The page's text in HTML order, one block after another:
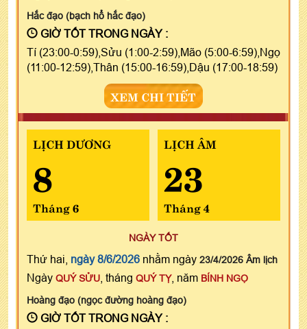
Hắc đạo (bạch hổ hắc đạo)
GIỜ TỐT TRONG NGÀY :
Tí (23:00-0:59),Sửu (1:00-2:59),Mão (5:00-6:59),Ngọ
(11:00-12:59),Thân (15:00-16:59),Dậu (17:00-18:59)
XEM CHI TIẾT
LỊCH DƯƠNG
8
Tháng 6
LỊCH ÂM
23
Tháng 4
NGÀY TỐT
Thứ hai, ngày 8/6/2026 nhằm ngày 23/4/2026 Âm lịch
Ngày QUÝ SỬU , tháng QUÝ TỴ, năm BÍNH NGỌ
Hoàng đạo (ngọc đường hoàng đạo)
GIỜ TỐT TRONG NGÀY :